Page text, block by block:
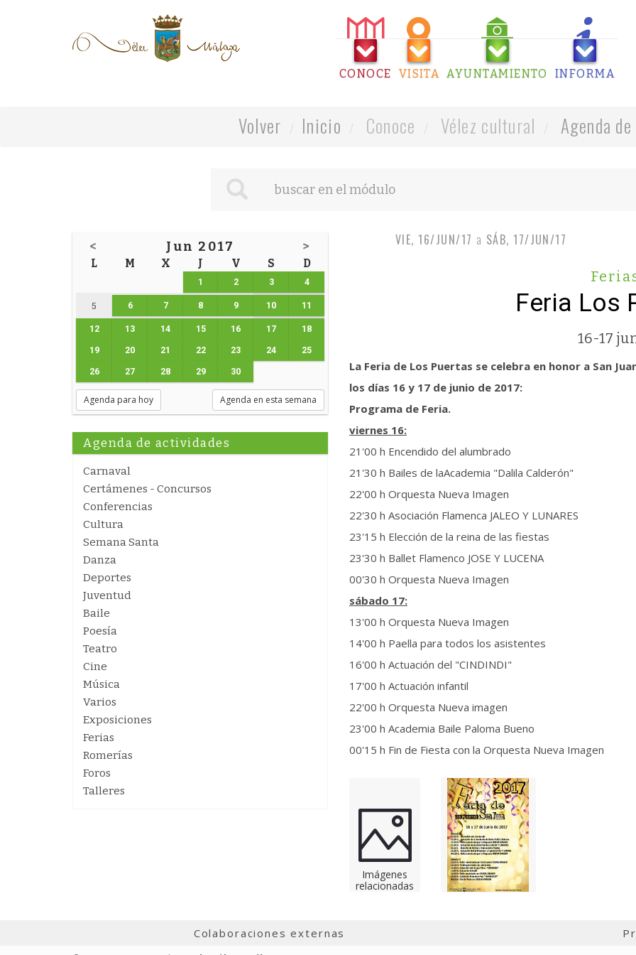
CONOCE VISITA AYUNTAMIENTO INFORMA
Volver Inicio Conoce Vélez cultural Agenda
< Jun 2017 >
L M X J V S D
1 2 3 4
5 6 7 8 9 10 11
12 13 14 15 16 17 18
19 20 21 22 23 24 25
26 27 28 29 30
Agenda para hoy Agenda en esta semana
Agenda de actividades
Carnaval
Certámenes - Concursos
Conferencias
Cultura
Semana Santa
Danza
Deportes
Juventud
Baile
Poesía
Teatro
Cine
Música
Varios
Exposiciones
Ferias
Romerías
Foros
Talleres
VIE, 16/JUN/17 a SÁB, 17/JUN/17
Feria Los
16-17
La Feria de Los Puertas se celebra en honor a San
los días 16 y 17 de junio de 2017:
Programa de Feria.
viernes 16:
21'00 h Encendido del alumbrado
21'30 h Bailes de laAcademia "Dalila Calderón"
22'00 h Orquesta Nueva Imagen
22'30 h Asociación Flamenca JALEO Y LUNARES
23'15 h Elección de la reina de las fiestas
23'30 h Ballet Flamenco JOSE Y LUCENA
00'30 h Orquesta Nueva Imagen
sábado 17:
13'00 h Orquesta Nueva Imagen
14'00 h Paella para todos los asistentes
16'00 h Actuación del "CINDINDI"
17'00 h Actuación infantil
22'00 h Orquesta Nueva imagen
23'00 h Academia Baile Paloma Bueno
00'15 h Fin de Fiesta con la Orquesta Nueva Imagen
Imágenes
relacionadas
Colaboraciones externas